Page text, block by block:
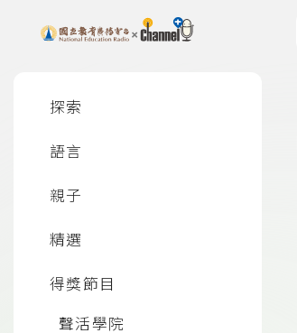
上方功能區塊
探索
語言
親子
精選
得獎節目
聲活學院